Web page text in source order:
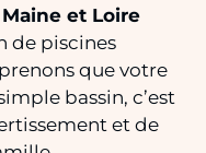
et Loire
de piscines
que votre
bassin, c’est
et de